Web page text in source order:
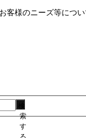
客様のニーズ等につ
索
す
る